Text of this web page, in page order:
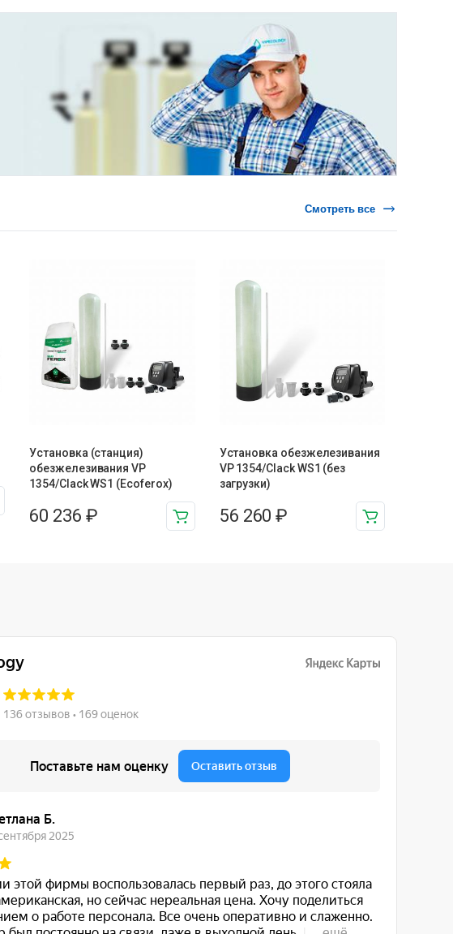
Смотреть все
Установка (станция)
обезжелезивания VP
1354/Clack WS1 (Ecoferox)
60 236₽
Установка обезжелезивания
VP 1354/Clack WS1 (без
загрузки)
56 260₽